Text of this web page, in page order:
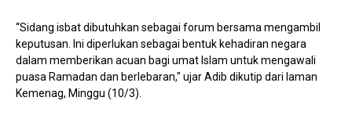
“Sidang isbat dibutuhkan sebagai forum bersama mengambil
keputusan. Ini diperlukan sebagai bentuk kehadiran negara
dalam memberikan acuan bagi umat Islam untuk mengawali
puasa Ramadan dan berlebaran," ujar Adib dikutip dari laman
Kemenag, Minggu (10/3).